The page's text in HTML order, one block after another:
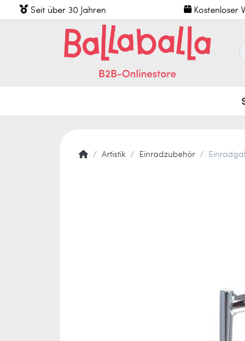
Seit über 30 Jahren Kostenloser
Artistik Einradzubehör